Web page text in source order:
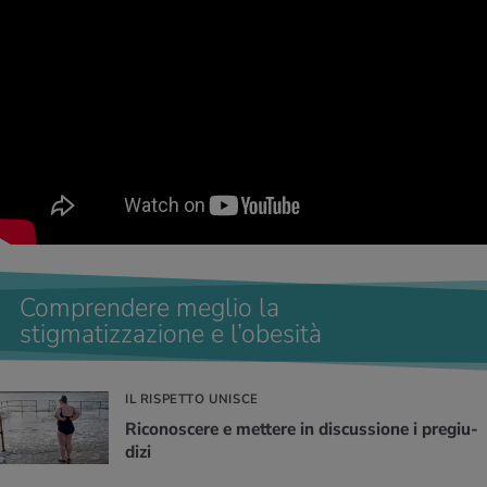
Comprendere meglio la
stigmatizzazione e l’obesità
IL RISPETTO UNISCE
Ri­co­no­sce­re e met­te­re in di­scus­sio­ne i pre­giu­
di­zi